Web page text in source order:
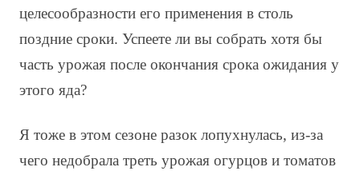
целесообразности его применения в столь
поздние сроки. Успеете ли вы собрать хотя бы
часть урожая после окончания срока ожидания у
этого яда?
Я тоже в этом сезоне разок лопухнулась, из-за
чего недобрала треть урожая огурцов и томатов